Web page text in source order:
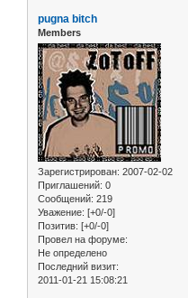
pugna bitch
Members
Зарегистрирован: 2007-02-02
Приглашений: 0
Сообщений: 219
Уважение: [+0/-0]
Позитив: [+0/-0]
Провел на форуме:
Не определено
Последний визит:
2011-01-21 15:08:21